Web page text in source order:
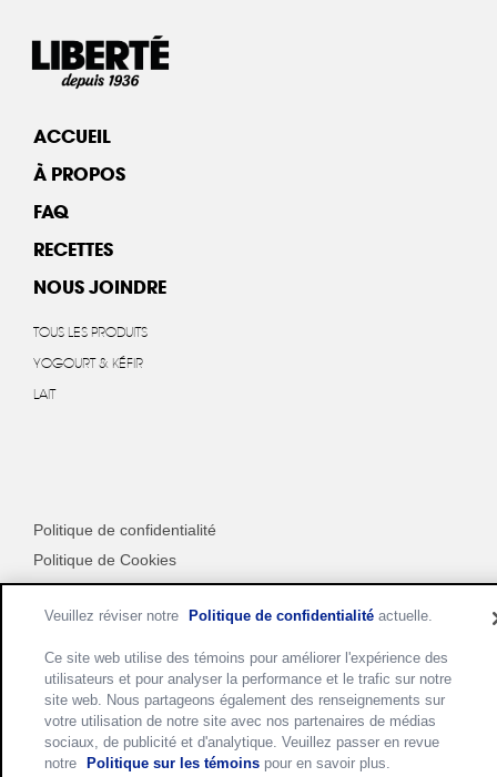
ACCUEIL
À PROPOS
FAQ
RECETTES
NOUS JOINDRE
TOUS LES PRODUITS
YOGOURT & KÉFIR
LAIT
Politique de confidentialité
Politique de Cookies
Conditions d'utilisation
Personnaliser les paramètres des cookies
Veuillez réviser notre Politique de confidentialité actuelle.
Ce site web utilise des témoins pour améliorer l'expérience des
utilisateurs et pour analyser la performance et le trafic sur notre
site web. Nous partageons également des renseignements sur
votre utilisation de notre site avec nos partenaires de médias
sociaux, de publicité et d'analytique. Veuillez passer en revue
notre
Politique sur les témoins pour en savoir plus.